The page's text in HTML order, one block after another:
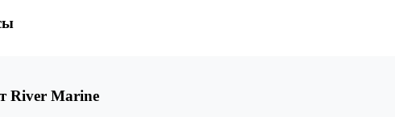
Marine